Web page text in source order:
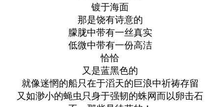
镀于海面
那是饶有诗意的
朦胧中带有一丝真实
低微中带有一份高洁
恰恰
又是蓝黑色的
就像迷惘的船只在于滔天的巨浪中祈祷存留
又如渺小的蝇虫只身于强韧的蛛网而以卵击石